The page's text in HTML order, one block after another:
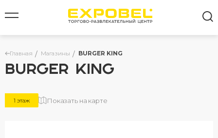
Главная Магазины BURGER KING
BURGER KING
1 этаж Показать на карте